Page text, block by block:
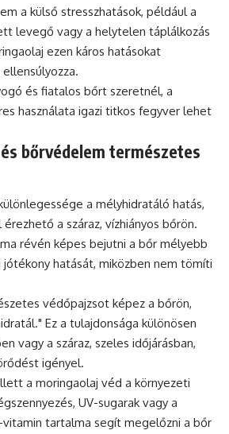
a külső stresszhatások, például a
levegő vagy a helytelen táplálkozás
ezen káros hatásokat
és fiatalos bőrt szeretnél, a
használata igazi titkos fegyver lehet
bőrvédelem természetes
a mélyhidratáló hatás,
a száraz, vízhiányos bőrön.
révén képes bejutni a bőr mélyebb
hatását, miközben nem tömíti
védőpajzsot képez a bőrön,
Ez a tulajdonsága különösen
vagy a száraz, szeles időjárásban,
igényel.
a moringaolaj véd a környezeti
UV-sugarak vagy a
vitamin tartalma segít megelőzni a bőr